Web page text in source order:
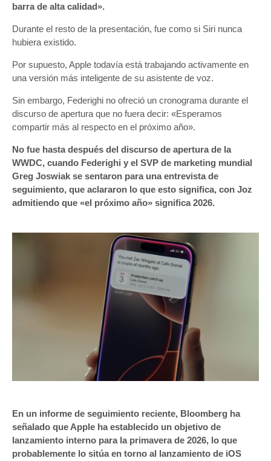
barra de alta calidad».
Durante el resto de la presentación, fue como si Siri nunca
hubiera existido.
Por supuesto, Apple todavía está trabajando activamente en
una versión más inteligente de su asistente de voz.
Sin embargo, Federighi no ofreció un cronograma durante el
discurso de apertura que no fuera decir: «Esperamos
compartir más al respecto en el próximo año».
No fue hasta después del discurso de apertura de la
WWDC, cuando Federighi y el SVP de marketing mundial
Greg Joswiak se sentaron para una entrevista de
seguimiento, que aclararon lo que esto significa, con Joz
admitiendo que «el próximo año» significa 2026.
En un informe de seguimiento reciente, Bloomberg ha
señalado que Apple ha establecido un objetivo de
lanzamiento interno para la primavera de 2026, lo que
probablemente lo sitúa en torno al lanzamiento de iOS